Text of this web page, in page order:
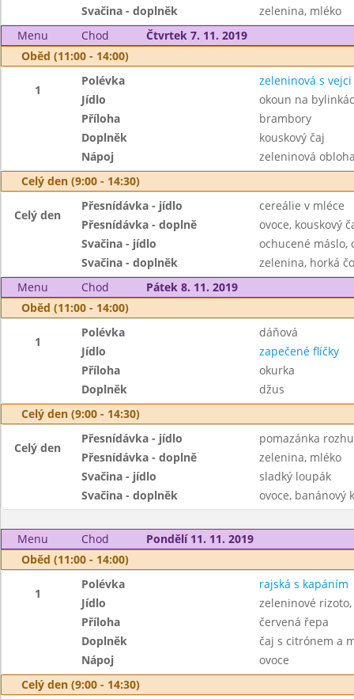
Svačina - doplněk
zelenina, mléko
Menu
Chod
Čtvrtek 7. 11. 2019
Oběd (11:00 - 14:00)
1
Polévka
zeleninová s vejci
Jídlo
okoun na
Příloha
brambory
Doplněk
kouskový čaj
Nápoj
zeleninová
Celý den (9:00 - 14:30)
Celý den
Přesnídávka - jídlo
cereálie v mléce
Přesnídávka - doplně
ovoce, kouskový
Svačina - jídlo
ochucené máslo,
Svačina - doplněk
zelenina, horká
Menu
Chod
Pátek 8. 11. 2019
Oběd (11:00 - 14:00)
1
Polévka
dáňová
Jídlo
zapečené flíčky
Příloha
okurka
Doplněk
džus
Celý den (9:00 - 14:30)
Celý den
Přesnídávka - jídlo
pomazánka
Přesnídávka - doplně
zelenina, mléko
Svačina - jídlo
sladký loupák
Svačina - doplněk
ovoce, banánový
Menu Chod
Pondělí 11. 11. 2019
Oběd (11:00 - 14:00)
1
Polévka
rajská s kapáním
Jídlo
zeleninové
Příloha
červená řepa
Doplněk
čaj s citrónem a
Nápoj
ovoce
Celý den (9:00 - 14:30)